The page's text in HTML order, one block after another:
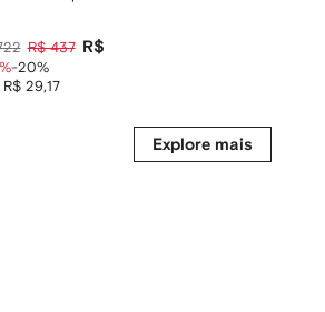
R$ 437 R$ 350
R$ 29,17
-20%
Explore mais